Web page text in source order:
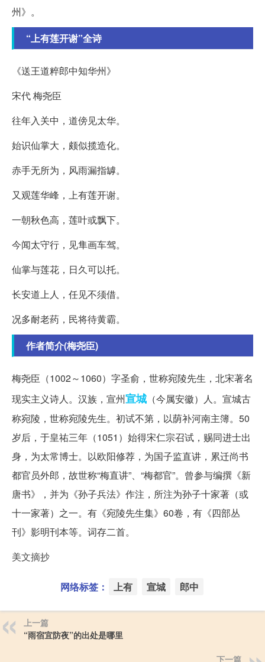
州》。
“上有莲开谢”全诗
《送王道粹郎中知华州》
宋代 梅尧臣
往年入关中，道傍见太华。
始识仙掌大，颇似揽造化。
赤手无所为，风雨漏指罅。
又观莲华峰，上有莲开谢。
一朝秋色高，莲叶或飘下。
今闻太守行，见隼画车驾。
仙掌与莲花，日久可以托。
长安道上人，任见不须借。
况多耐老药，民将待黄霸。
作者简介(梅尧臣)
梅尧臣（1002～1060）字圣俞，世称宛陵先生，北宋著名
现实主义诗人。汉族，宣州宣城 （今属安徽）人。宣城古
称宛陵，世称宛陵先生。初试不第，以荫补河南主簿。50
岁后，于皇祐三年（1051）始得宋仁宗召试，赐同进士出
身，为太常博士。以欧阳修荐，为国子监直讲，累迁尚书
都官员外郎，故世称“梅直讲”、“梅都官”。曾参与编撰《新
唐书》，并为《孙子兵法》作注，所注为孙子十家著（或
十一家著）之一。有《宛陵先生集》60卷，有《四部丛
刊》影明刊本等。词存二首。
美文摘抄
网络标签： 上有 宣城 郎中
上一篇
“雨宿宜防夜”的出处是哪里
下一篇